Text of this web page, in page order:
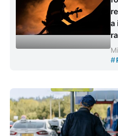
a
#